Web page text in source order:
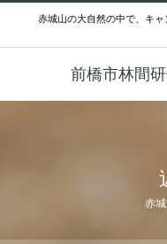
赤城山の大自然の中で、キ
前橋市林間
赤